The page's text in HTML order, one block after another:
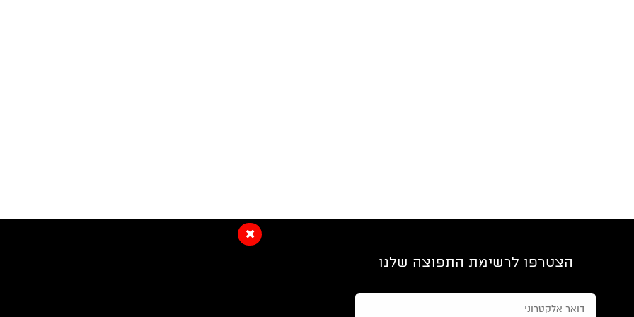
פרזיט | בועז יזרעאלי
הצטרפו לרשימת התפוצה שלנו